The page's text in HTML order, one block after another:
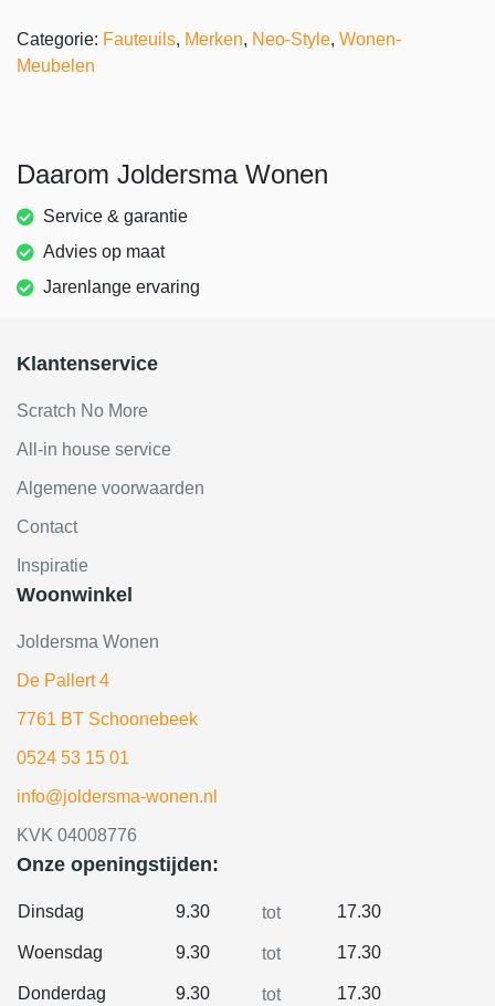
Categorie: Fauteuils, Merken, Neo-Style, Wonen-
Meubelen
Daarom Joldersma Wonen
Service & garantie
Advies op maat
Jarenlange ervaring
Klantenservice
Scratch No More
All-in house service
Algemene voorwaarden
Contact
Inspiratie
Woonwinkel
Joldersma Wonen
De Pallert 4
7761 BT Schoonebeek
0524 53 15 01
info@joldersma-wonen.nl
KVK 04008776
Onze openingstijden:
Dinsdag 9.30 tot 17.30
Woensdag 9.30 tot 17.30
Donderdag 9.30 tot 17.30